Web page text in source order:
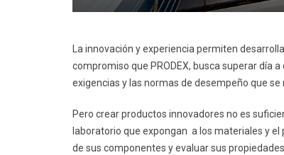
La innovación y experiencia permiten
compromiso que PRODEX, busca superar día
exigencias y las normas de desempeño que se
Pero crear productos innovadores no es
laboratorio que expongan a los materiales y
de sus componentes y evaluar sus